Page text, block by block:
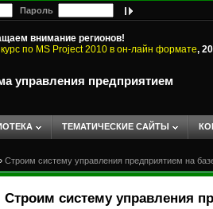
Пароль
внимание регионов!
по MS Project 2010 в он-лайн формате,
управления предприятием
ТЕМАТИЧЕСКИЕ САЙТЫ
Строим систему управления предприятием на
Строим систему управления